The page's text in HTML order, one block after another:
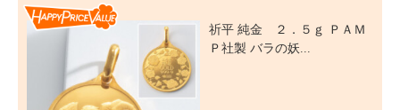
祈平 純金 ２．５ｇ ＰＡＭ
Ｐ社製 バラの妖...